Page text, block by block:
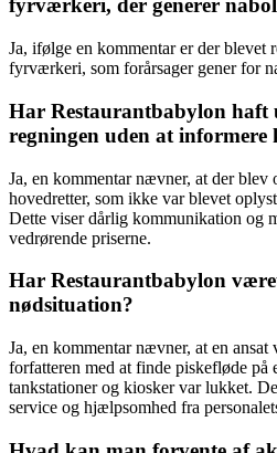
fyrværkeri, der generer
Ja, ifølge en kommentar er der blevet
fyrværkeri, som forårsager gener for
Har Restaurantbabylon haft
regningen uden at informere
Ja, en kommentar nævner, at der
hovedretter, som ikke var blevet
Dette viser dårlig kommunikation og
vedrørende priserne.
Har Restaurantbabylon
nødsituation?
Ja, en kommentar nævner, at en
forfatteren med at finde piskefløde på
tankstationer og kiosker var lukket.
service og hjælpsomhed fra